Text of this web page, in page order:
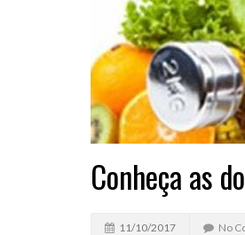
Conheça as
11/10/2017 No